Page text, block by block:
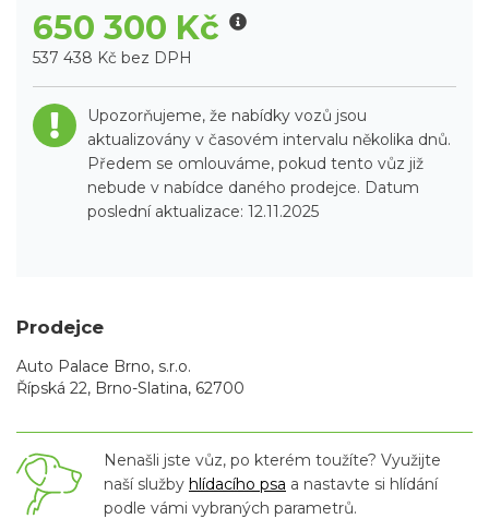
650 300 Kč
537 438 Kč bez DPH
Upozorňujeme, že nabídky vozů jsou
aktualizovány v časovém intervalu několika dnů.
Předem se omlouváme, pokud tento vůz již
nebude v nabídce daného prodejce. Datum
poslední aktualizace: 12.11.2025
Prodejce
Auto Palace Brno, s.r.o.
Řípská 22, Brno-Slatina, 62700
Nenašli jste vůz, po kterém toužíte? Využijte
naší služby hlídacího psa a nastavte si hlídání
podle vámi vybraných parametrů.